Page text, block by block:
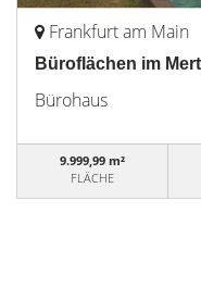
Frankfurt am Main
Büroflächen im
Bürohaus
9.999,99 m²
FLÄCHE